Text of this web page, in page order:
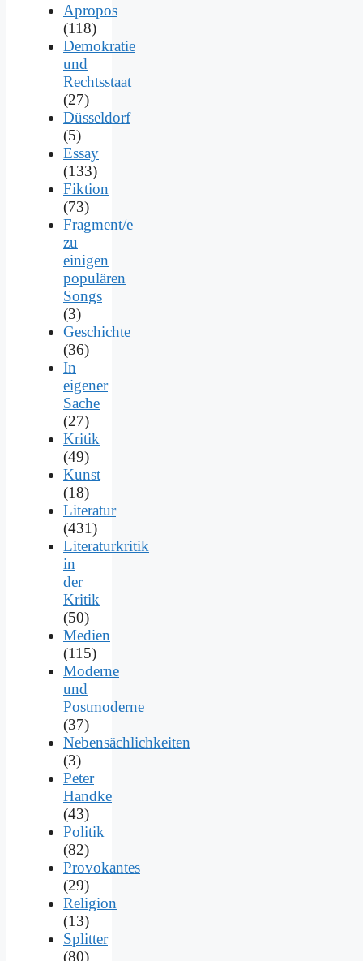
Apropos
(118)
Demokratie
und
Rechtsstaat
(27)
Düsseldorf
(5)
Essay
(133)
Fiktion
(73)
Fragment/e
zu
einigen
populären
Songs
(3)
Geschichte
(36)
In
eigener
Sache
(27)
Kritik
(49)
Kunst
(18)
Literatur
(431)
Literaturkritik
in
der
Kritik
(50)
Medien
(115)
Moderne
und
Postmoderne
(37)
Nebensächlichkeiten
(3)
Peter
Handke
(43)
Politik
(82)
Provokantes
(29)
Religion
(13)
Splitter
(80)